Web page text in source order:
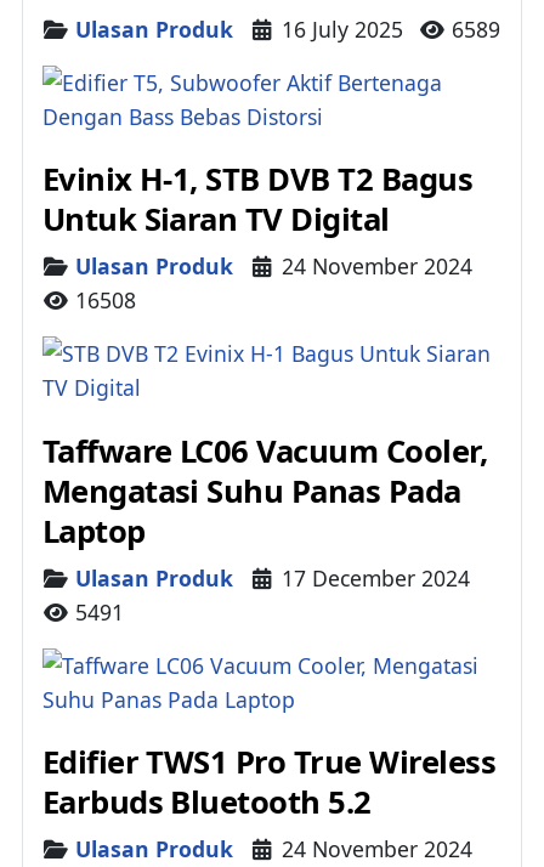
Details
Ulasan Produk 16 July 2025 6589
Evinix H-1, STB DVB T2 Bagus
Untuk Siaran TV Digital
Details
Ulasan Produk
24 November 2024
16508
Taffware LC06 Vacuum Cooler,
Mengatasi Suhu Panas Pada
Laptop
Details
Ulasan Produk
17 December 2024
5491
Edifier TWS1 Pro True Wireless
Earbuds Bluetooth 5.2
Details
Ulasan Produk
24 November 2024